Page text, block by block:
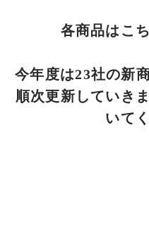
各商品はこ
今年度は23社の新
順次更新していき
いて